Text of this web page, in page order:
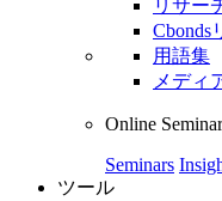
リサー
Cbonds
用語集
メディ
Online
Seminars
ツール